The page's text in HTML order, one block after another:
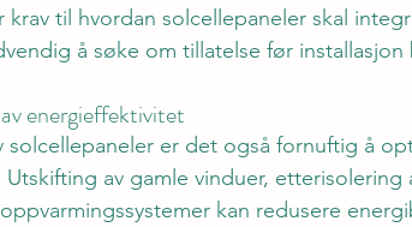
krav til hvordan solcellepaneler skal
å søke om tillatelse før installasjon
energieffektivitet
solcellepaneler er det også fornuftig å
av gamle vinduer,
kan redusere